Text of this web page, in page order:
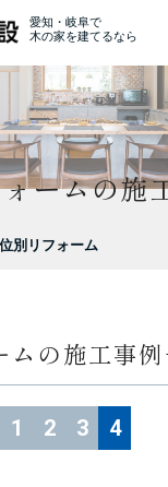
愛知・岐阜で
木の家を建てるなら
ームの施
別リフォーム
ムの施工事
1 2 3 4